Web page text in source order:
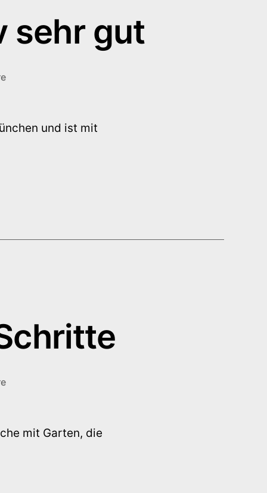
sehr gut
zu
gut
und ist mit
zu
Schrittemit Garten, die